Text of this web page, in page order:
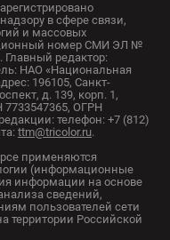
в сфере связи,
и массовых
номер СМИ ЭЛ №
Главный редактор:
НАО «Национальная
196105, Санкт-
д. 139, корп. 1,
ОГРН
телефон: +7 (812)
ttm@tricolor.ru.
применяются
(информационные
информации на основе
сведений,
пользователей сети
территории Российской